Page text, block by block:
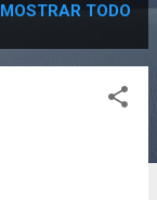
MOSTRAR TODO